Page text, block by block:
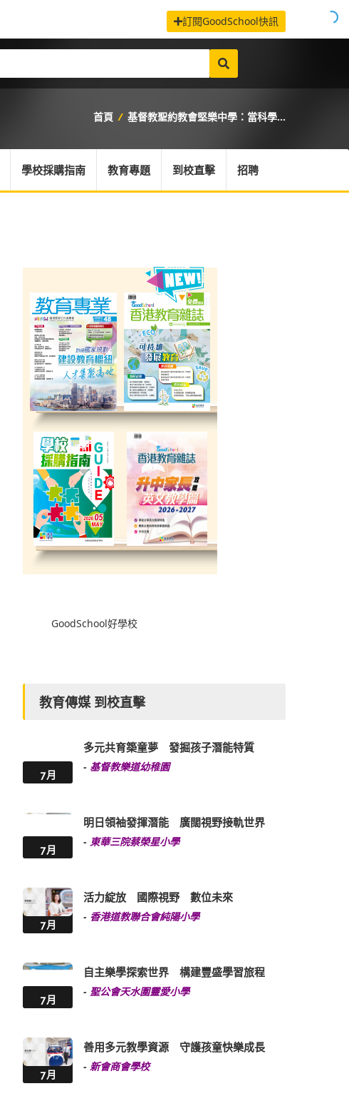
訂閱GoodSchool快訊
首頁 / 基督教聖約教會堅樂中學：當科學...
學校採購指南 教育專題 到校直擊 招聘
GoodSchool好學校
教育傳媒 到校直擊
7月
多元共育築童夢 發掘孩子潛能特質
- 基督教樂道幼稚園
7月
明日領袖發揮潛能 廣闊視野接軌世界
-東華三院蔡榮星小學
7月
活力綻放 國際視野 數位未來
- 香港道教聯合會純陽小學
7月
自主樂學探索世界 構建豐盛學習旅程
-聖公會天水圍靈愛小學
7月
善用多元教學資源 守護孩童快樂成長
-新會商會學校